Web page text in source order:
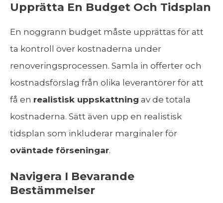
Upprätta En Budget Och Tidsplan
En noggrann budget måste upprättas för att
ta kontroll över kostnaderna under
renoveringsprocessen. Samla in offerter och
kostnadsförslag från olika leverantörer för att
få en realistisk uppskattning av de totala
kostnaderna. Sätt även upp en realistisk
tidsplan som inkluderar marginaler för
oväntade förseningar.
Navigera I Bevarande
Bestämmelser